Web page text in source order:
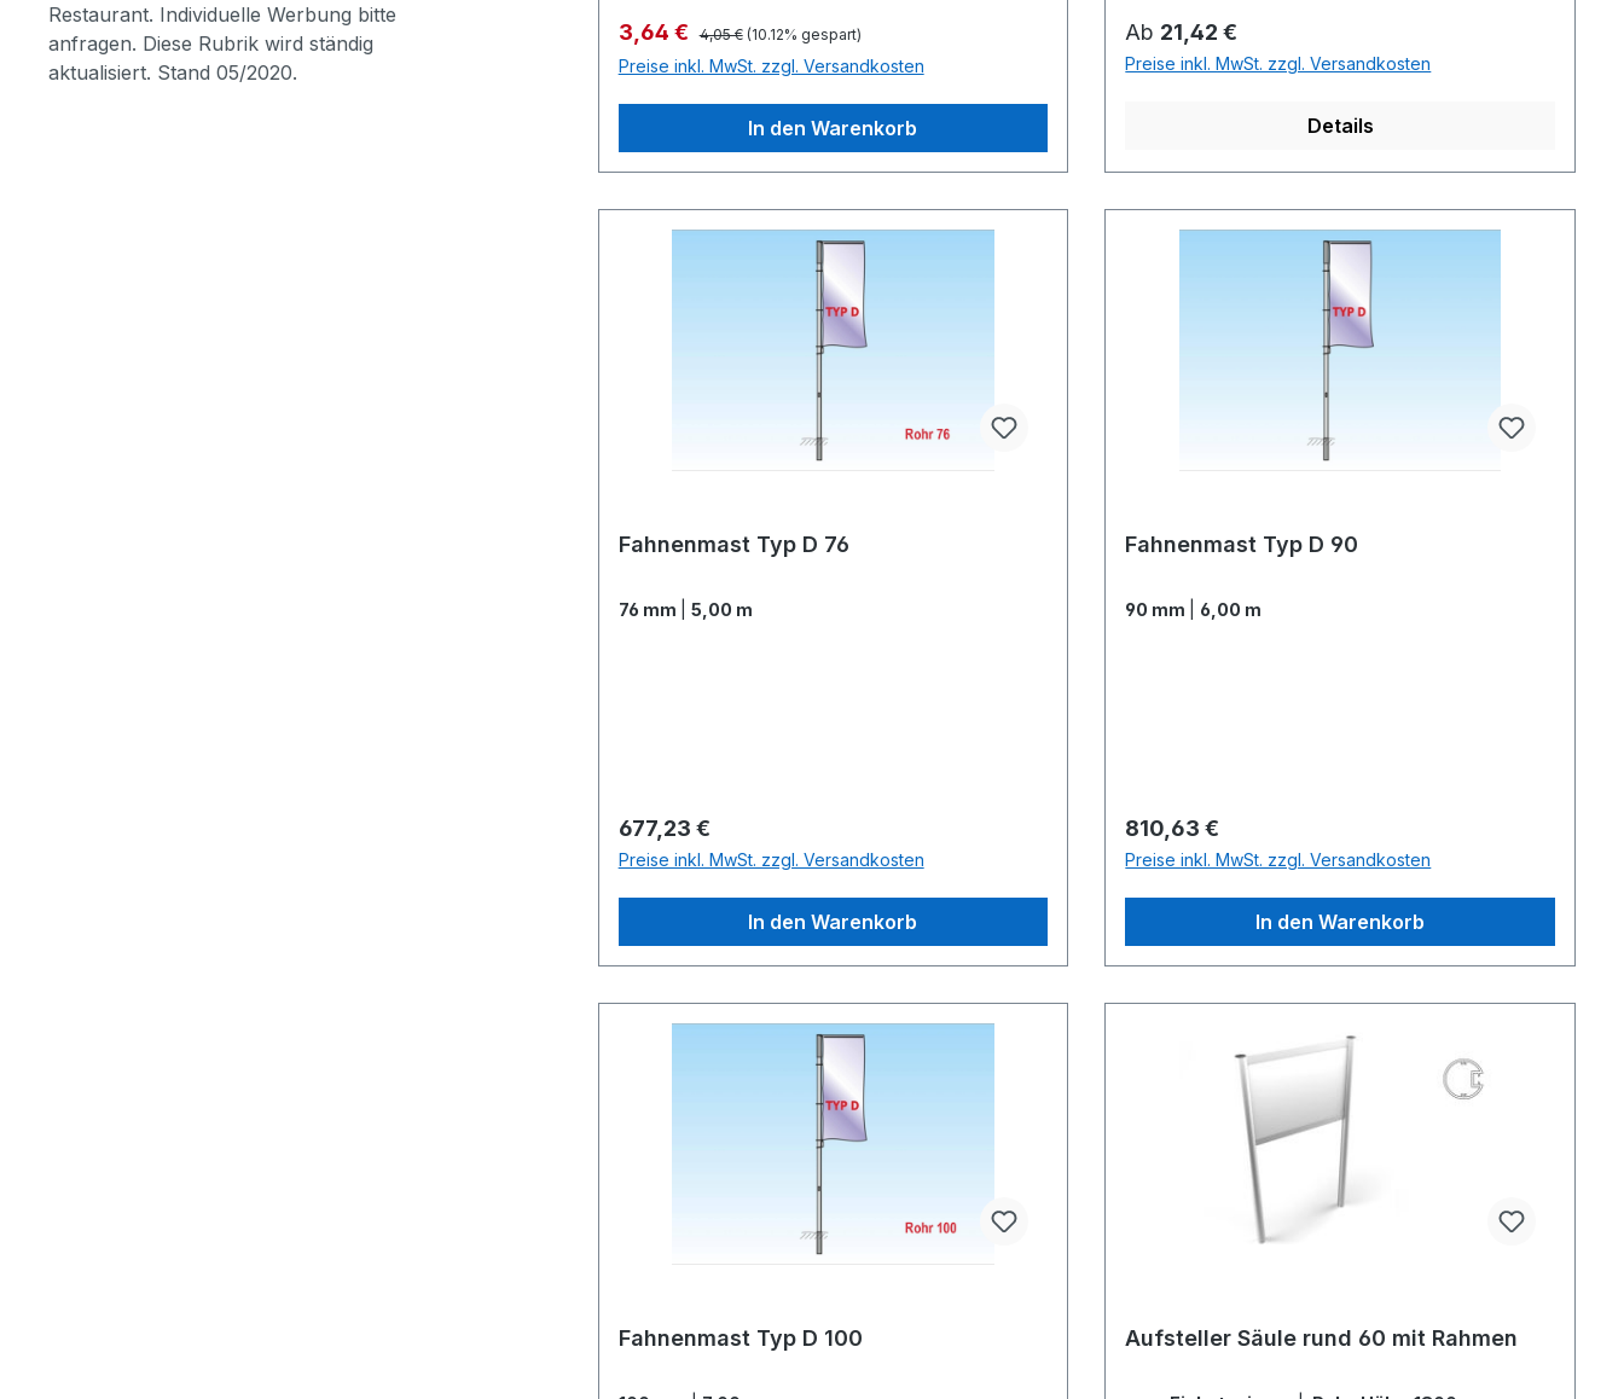
Restaurant. Individuelle Werbung bitte
anfragen. Diese Rubrik wird ständig
aktualisiert. Stand 05/2020.
Verkaufspreis:
3,64 € Regulärer Preis:
4,05 € (10.12% gespart)
Preise inkl. MwSt. zzgl. Versandkosten
In den Warenkorb
Regulärer Preis:
Ab 21,42 €
Preise inkl. MwSt. zzgl. Versandkosten
Details
Fahnenmast Typ D 76
76 mm 5,00 m
Regulärer Preis:
677,23 €
Preise inkl. MwSt. zzgl. Versandkosten
In den Warenkorb
Fahnenmast Typ D 90
90 mm 6,00 m
Regulärer Preis:
810,63 €
Preise inkl. MwSt. zzgl. Versandkosten
In den Warenkorb
Fahnenmast Typ D 100 Aufsteller Säule rund 60 mit Rahmen